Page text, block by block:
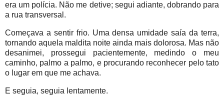
era um polícia. Não me detive; segui adiante, dobrando para
a rua transversal.
Começava a sentir frio. Uma densa umidade saía da terra,
tornando aquela maldita noite ainda mais dolorosa. Mas não
desanimei, prossegui pacientemente, medindo o meu
caminho, palmo a palmo, e procurando reconhecer pelo tato
o lugar em que me achava.
E seguia, seguia lentamente.